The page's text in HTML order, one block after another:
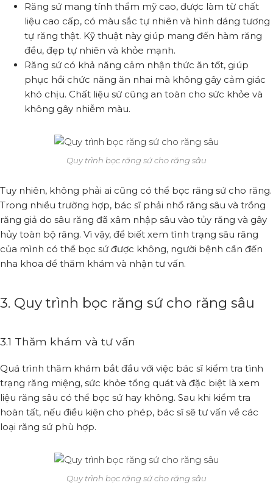
Răng sứ mang tính thẩm mỹ cao, được làm từ chất
liệu cao cấp, có màu sắc tự nhiên và hình dáng tương
tự răng thật. Kỹ thuật này giúp mang đến hàm răng
đều, đẹp tự nhiên và khỏe mạnh.
Răng sứ có khả năng cảm nhận thức ăn tốt, giúp
phục hồi chức năng ăn nhai mà không gây cảm giác
khó chịu. Chất liệu sứ cũng an toàn cho sức khỏe và
không gây nhiễm màu.
Quy trình bọc răng sứ cho răng sâu
Tuy nhiên, không phải ai cũng có thể bọc răng sứ cho răng.
Trong nhiều trường hợp, bác sĩ phải nhổ răng sâu và trồng
răng giả do sâu răng đã xâm nhập sâu vào tủy răng và gây
hủy toàn bộ răng. Vì vậy, để biết xem tình trạng sâu răng
của mình có thể bọc sứ được không, người bệnh cần đến
nha khoa để thăm khám và nhận tư vấn.
3. Quy trình bọc răng sứ cho răng sâu
3.1 Thăm khám và tư vấn
Quá trình thăm khám bắt đầu với việc bác sĩ kiểm tra tình
trạng răng miệng, sức khỏe tổng quát và đặc biệt là xem
liệu răng sâu có thể bọc sứ hay không. Sau khi kiểm tra
hoàn tất, nếu điều kiện cho phép, bác sĩ sẽ tư vấn về các
loại răng sứ phù hợp.
Quy trình bọc răng sứ cho răng sâu